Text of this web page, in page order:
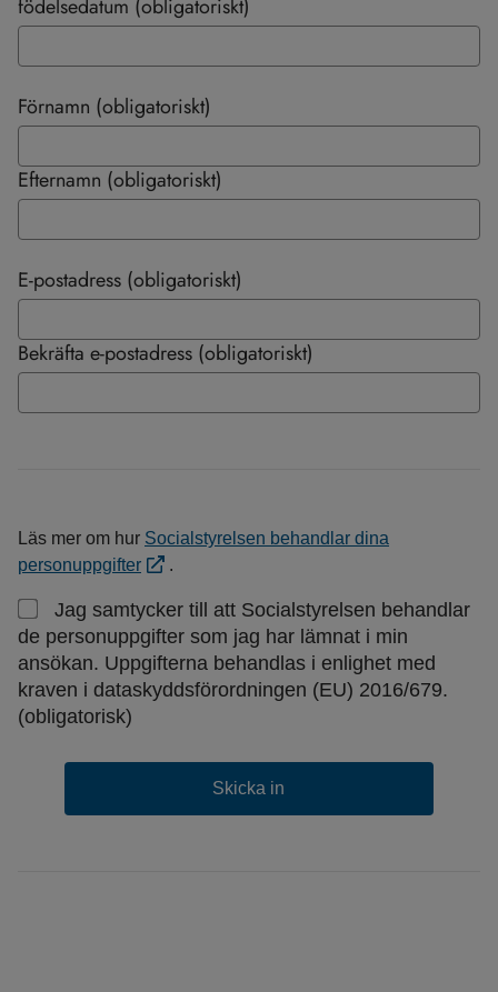
födelsedatum (obligatoriskt)
Förnamn (obligatoriskt)
Efternamn (obligatoriskt)
E-postadress (obligatoriskt)
Bekräfta e-postadress (obligatoriskt)
Läs mer om hur Socialstyrelsen behandlar dina
personuppgifter
.
Jag samtycker till att Socialstyrelsen behandlar
de personuppgifter som jag har lämnat i min
ansökan. Uppgifterna behandlas i enlighet med
kraven i dataskyddsförordningen (EU) 2016/679.
(obligatorisk)
Skicka in